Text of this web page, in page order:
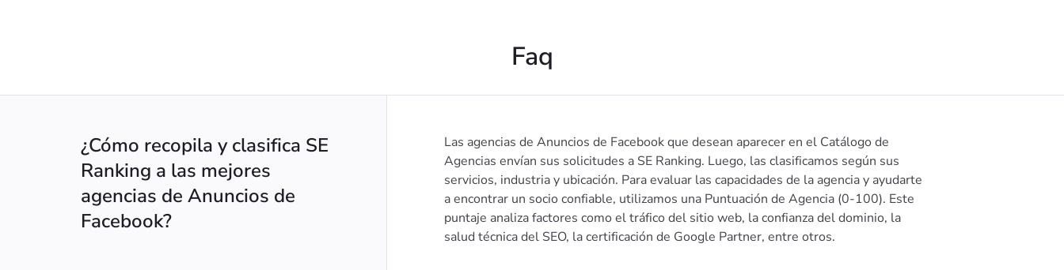
Faq
¿Cómo recopila y clasifica SE
Ranking a las mejores
agencias de Anuncios de
Facebook?
Las agencias de Anuncios de Facebook que desean aparecer en el Catálogo de
Agencias envían sus solicitudes a SE Ranking. Luego, las clasificamos según sus
servicios, industria y ubicación. Para evaluar las capacidades de la agencia y ayudarte
a encontrar un socio confiable, utilizamos una Puntuación de Agencia (0-100). Este
puntaje analiza factores como el tráfico del sitio web, la confianza del dominio, la
salud técnica del SEO, la certificación de Google Partner, entre otros.